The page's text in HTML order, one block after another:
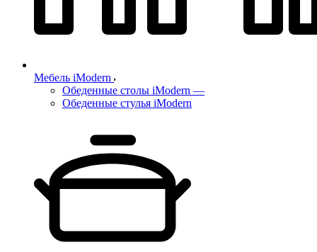
Мебель iModern
Обеденные столы iModern —
Обеденные стулья iModern